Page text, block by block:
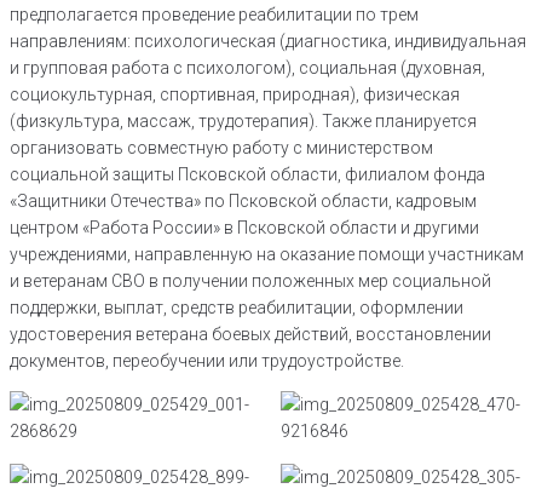
предполагается проведение реабилитации по трем
направлениям: психологическая (диагностика, индивидуальная
и групповая работа с психологом), социальная (духовная,
социокультурная, спортивная, природная), физическая
(физкультура, массаж, трудотерапия). Также планируется
организовать совместную работу с министерством
социальной защиты Псковской области, филиалом фонда
«Защитники Отечества» по Псковской области, кадровым
центром «Работа России» в Псковской области и другими
учреждениями, направленную на оказание помощи участникам
и ветеранам СВО в получении положенных мер социальной
поддержки, выплат, средств реабилитации, оформлении
удостоверения ветерана боевых действий, восстановлении
документов, переобучении или трудоустройстве.